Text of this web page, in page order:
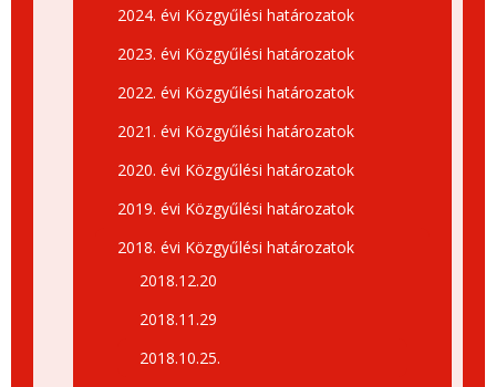
2024. évi Közgyűlési határozatok
2023. évi Közgyűlési határozatok
2022. évi Közgyűlési határozatok
2021. évi Közgyűlési határozatok
2020. évi Közgyűlési határozatok
2019. évi Közgyűlési határozatok
2018. évi Közgyűlési határozatok
2018.12.20
2018.11.29
2018.10.25.